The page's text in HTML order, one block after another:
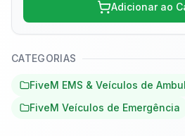
Adicionar ao
CATEGORIAS
FiveM EMS & Veículos de
FiveM Veículos de Emergência